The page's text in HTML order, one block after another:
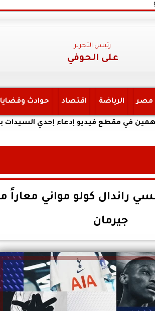
رئيس التحرير
على الحوفي
مصر الرياضة اقتصاد حوادث وقضايا
فيديو إدعاء إحدي السيدات بالتحرش
راندال كولو مواني
جيرمان